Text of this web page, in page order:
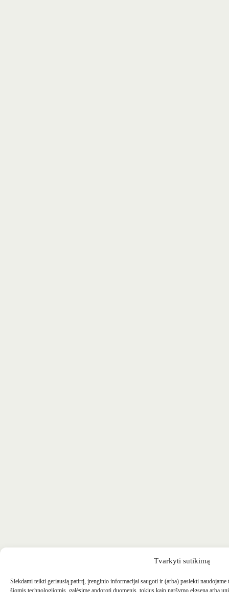
Tvarkyti sutikimą
Siekdami teikti geriausią patirtį, įrenginio informacijai saugoti ir (arba) pasiekti
šiomis technologijomis, galėsime apdoroti duomenis, tokius kaip naršymo elgsena arba